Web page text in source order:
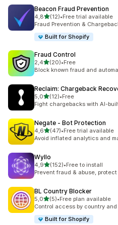
Beacon Fraud Prevention
4,8na 5 gwiazdek
(12)
Łączna liczba recenzji: 12
•Free trial available
Fraud Prevention &
Built for Shopify
Fraud Control
2,4na 5 gwiazdek
(20)
Łączna liczba recenzji: 20
•Free
Block known fraud and
Reclaim: Chargeback
5,0na 5 gwiazdek
(12)
Łączna liczba recenzji: 12
•Free
Fight chargebacks with AI-
Negate ‑ Bot Protection
4,6na 5 gwiazdek
(47)
Łączna liczba recenzji: 47
•Free trial available
Avoid inflated analytics and
Wyllo
4,9na 5 gwiazdek
(152)
Łączna liczba recenzji: 152
•Free to install
Prevent fraud & abuse,
BL Country Blocker
5,0na 5 gwiazdek
(5)
Łączna liczba recenzji: 5
•Free plan available
Control access by country
Built for Shopify